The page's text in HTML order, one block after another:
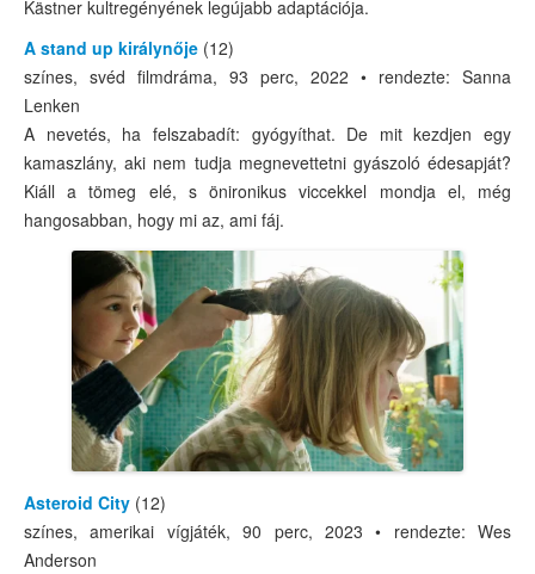
Kästner kultregényének legújabb adaptációja.
A stand up királynője (12)
színes, svéd filmdráma, 93 perc, 2022 • rendezte: Sanna
Lenken
A nevetés, ha felszabadít: gyógyíthat. De mit kezdjen egy
kamaszlány, aki nem tudja megnevettetni gyászoló édesapját?
Kiáll a tömeg elé, s önironikus viccekkel mondja el, még
hangosabban, hogy mi az, ami fáj.
Asteroid City (12)
színes, amerikai vígjáték, 90 perc, 2023 • rendezte: Wes
Anderson